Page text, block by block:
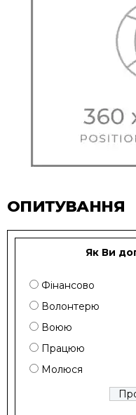
ОПИТУВАННЯ
Як Ви
Фінансово
Волонтерю
Воюю
Працюю
Молюся